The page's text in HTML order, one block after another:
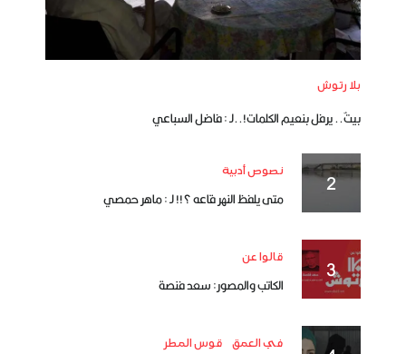
بلا رتوش
بيتٌ.. يرفل بنعيم الكلمات!..لـ : فاضل السباعي
نصوص أدبية
متى يلفظ النهر قاعه ؟!! لـ : ماهر حمصي
قالوا عن
الكاتب والمصور: سعد فنصة
في العمق قوس المطر